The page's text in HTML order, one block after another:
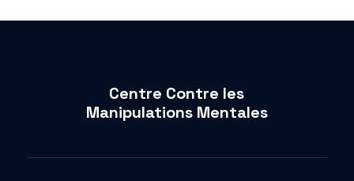
Centre Contre les
Manipulations Mentales